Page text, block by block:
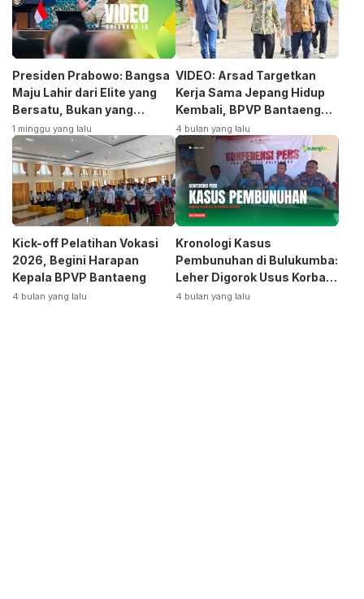
Presiden Prabowo: Bangsa
Maju Lahir dari Elite yang
Bersatu, Bukan yang
Terpecah
1 minggu yang lalu
VIDEO: Arsad Targetkan
Kerja Sama Jepang Hidup
Kembali, BPVP Bantaeng
Siap Bangkitkan Jurusan
Otomotif
4 bulan yang lalu
Kick-off Pelatihan Vokasi
2026, Begini Harapan
Kepala BPVP Bantaeng
4 bulan yang lalu
Kronologi Kasus
Pembunuhan di Bulukumba:
Leher Digorok Usus Korban
Dikeluarkan
4 bulan yang lalu